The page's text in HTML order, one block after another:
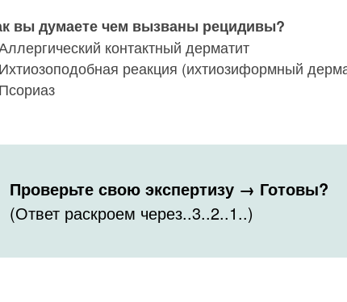
вы думаете чем вызваны рецидивы?
Аллергический контактный дерматит
Ихтиозоподобная реакция (ихтиозиформный
Проверьте свою экспертизу → Готовы?
(Ответ раскроем через..3..2..1..)